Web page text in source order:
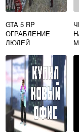
GTA 5 RP
ОГРАБЛЕНИЕ
ЛЮДЕЙ